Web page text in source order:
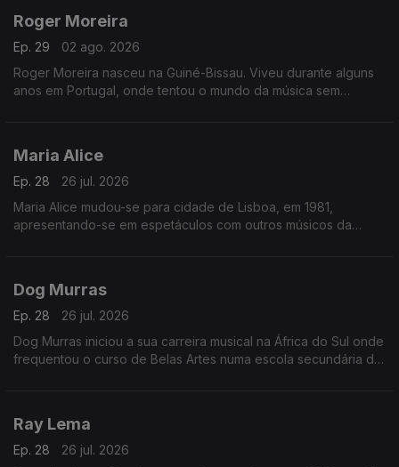
Roger Moreira
Ep. 29
02 ago. 2026
Roger Moreira nasceu na Guiné-Bissau. Viveu durante alguns
anos em Portugal, onde tentou o mundo da música sem
Maria Alice
Ep. 28
26 jul. 2026
Maria Alice mudou-se para cidade de Lisboa, em 1981,
apresentando-se em espetáculos com outros músicos da
Dog Murras
Ep. 28
26 jul. 2026
Dog Murras iniciou a sua carreira musical na África do Sul onde
frequentou o curso de Belas Artes numa escola secundária de
Ray Lema
Ep. 28
26 jul. 2026